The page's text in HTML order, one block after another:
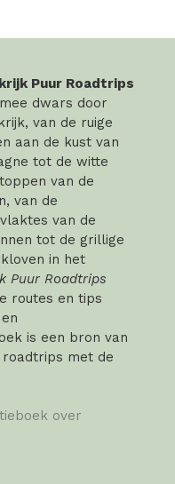
Puur Roadtrips
dwars door
van de ruige
aan de kust van
tot de witte
van de
van de
van de
tot de grillige
in het
Puur Roadtrips
routes en tips
is een bron van
met de
over